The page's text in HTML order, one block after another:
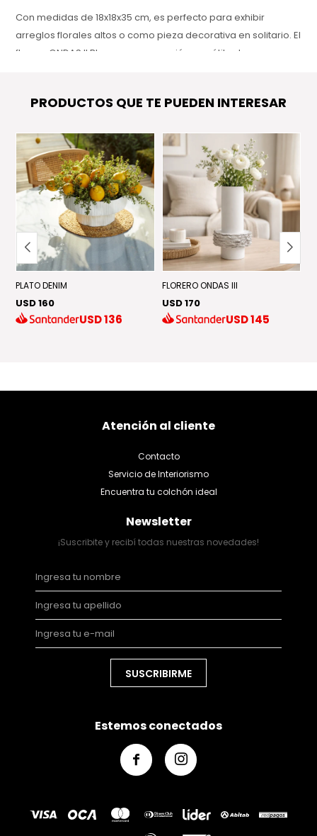
Con medidas de 18x18x35 cm, es perfecto para exhibir
arreglos florales altos o como pieza decorativa en solitario. El
florero ONDAS II Blanco es una opción versátil y de gran
PRODUCTOS QUE TE PUEDEN INTERESAR
PLATO DENIM
USD 160
USD136
FLORERO ONDAS III
USD 170
USD145
Atención al cliente
Contacto
Servicio de Interiorismo
Encuentra tu colchón ideal
Newsletter
¡Suscribite y recibí todas nuestras novedades!
SUSCRIBIRME
Estemos conectados
 